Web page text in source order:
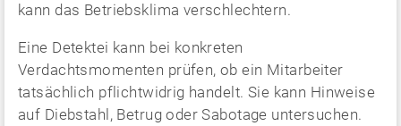
kann das Betriebsklima verschlechtern.
Eine Detektei kann bei konkreten
Verdachtsmomenten prüfen, ob ein Mitarbeiter
tatsächlich pflichtwidrig handelt. Sie kann Hinweise
auf Diebstahl, Betrug oder Sabotage untersuchen.